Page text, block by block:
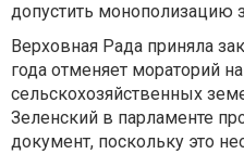
допустить монополизацию
Верховная Рада приняла
года отменяет мораторий
сельскохозяйственных
Зеленский в парламенте
документ, поскольку это